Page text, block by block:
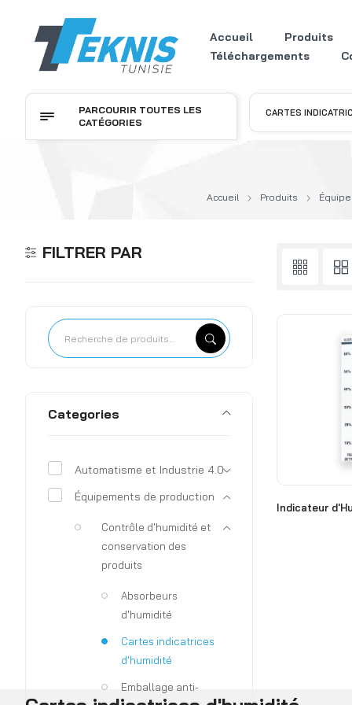
Accueil Produits
Téléchargements
CARTES
PARCOURIR TOUTES LES
CATÉGORIES
Accueil Produits
FILTRER PAR
Categories
Automatisme et Industrie 4.0
Équipements de production
Contrôle d'humidité et
conservation des
produits
Absorbeurs
d'humidité
Cartes indicatrices
d'humidité
Emballage anti-
Indicateur